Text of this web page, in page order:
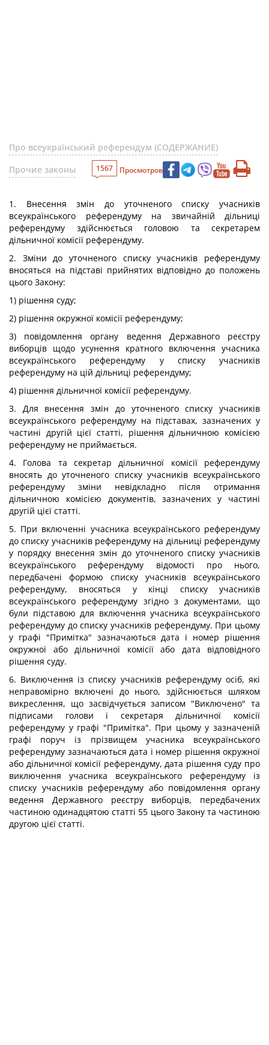
Про всеукраїнський референдум (СОДЕРЖАНИЕ)
Прочие законы
1567 Просмотров
1. Внесення змін до уточненого списку учасників
всеукраїнського референдуму на звичайній дільниці
референдуму здійснюється головою та секретарем
дільничної комісії референдуму.
2. Зміни до уточненого списку учасників референдуму
вносяться на підставі прийнятих відповідно до положень
цього Закону:
1) рішення суду;
2) рішення окружної комісії референдуму;
3) повідомлення органу ведення Державного реєстру
виборців щодо усунення кратного включення учасника
всеукраїнського референдуму у списку учасників
референдуму на цій дільниці референдуму;
4) рішення дільничної комісії референдуму.
3. Для внесення змін до уточненого списку учасників
всеукраїнського референдуму на підставах, зазначених у
частині другій цієї статті, рішення дільничною комісією
референдуму не приймається.
4. Голова та секретар дільничної комісії референдуму
вносять до уточненого списку учасників всеукраїнського
референдуму зміни невідкладно після отримання
дільничною комісією документів, зазначених у частині
другій цієї статті.
5. При включенні учасника всеукраїнського референдуму
до списку учасників референдуму на дільниці референдуму
у порядку внесення змін до уточненого списку учасників
всеукраїнського референдуму відомості про нього,
передбачені формою списку учасників всеукраїнського
референдуму, вносяться у кінці списку учасників
всеукраїнського референдуму згідно з документами, що
були підставою для включення учасника всеукраїнського
референдуму до списку учасників референдуму. При цьому
у графі "Примітка" зазначаються дата і номер рішення
окружної або дільничної комісії або дата відповідного
рішення суду.
6. Виключення із списку учасників референдуму осіб, які
неправомірно включені до нього, здійснюється шляхом
викреслення, що засвідчується записом "Виключено" та
підписами голови і секретаря дільничної комісії
референдуму у графі "Примітка". При цьому у зазначеній
графі поруч із прізвищем учасника всеукраїнського
референдуму зазначаються дата і номер рішення окружної
або дільничної комісії референдуму, дата рішення суду про
виключення учасника всеукраїнського референдуму із
списку учасників референдуму або повідомлення органу
ведення Державного реєстру виборців, передбачених
частиною одинадцятою статті 55 цього Закону та частиною
другою цієї статті.